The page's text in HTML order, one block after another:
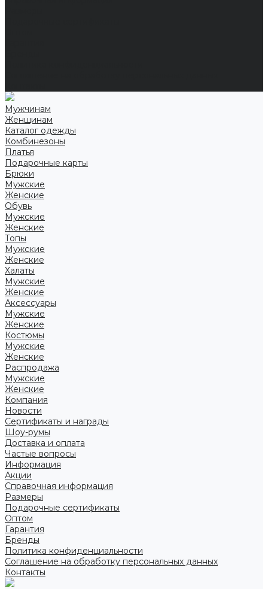
Мужчинам
Женщинам
Каталог одежды
Комбинезоны
Платья
Подарочные карты
Брюки
Мужские
Женские
Обувь
Мужские
Женские
Топы
Мужские
Женские
Халаты
Мужские
Женские
Аксессуары
Мужские
Женские
Костюмы
Мужские
Женские
Распродажа
Мужские
Женские
Компания
Новости
Сертификаты и награды
Шоу-румы
Доставка и оплата
Частые вопросы
Информация
Акции
Справочная информация
Размеры
Подарочные сертификаты
Оптом
Гарантия
Бренды
Политика конфиденциальности
Соглашение на обработку персональных данных
Контакты